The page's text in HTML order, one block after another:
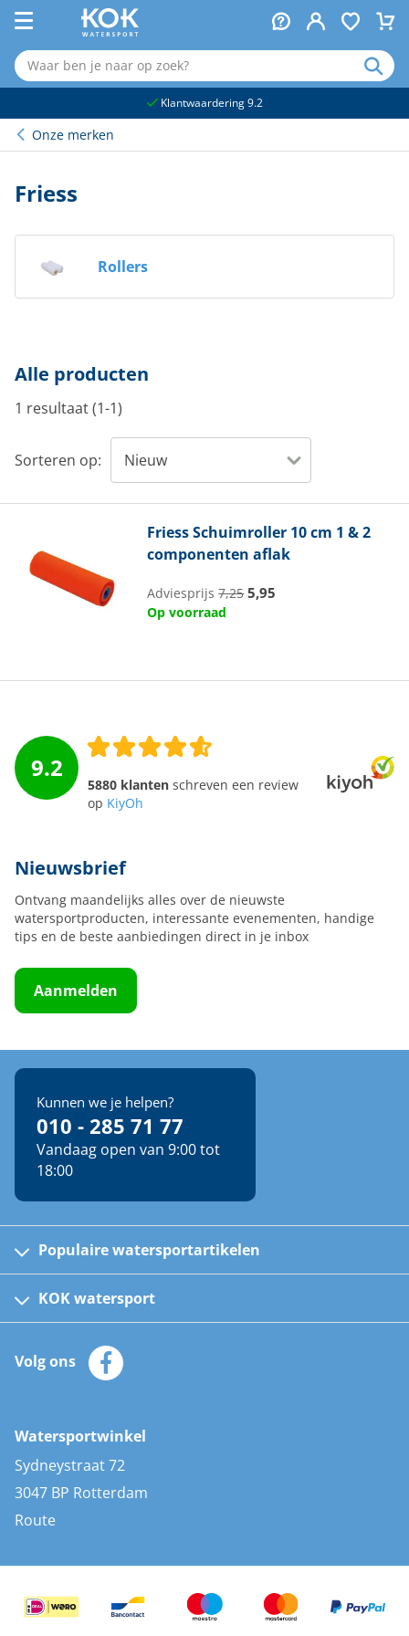
Klantwaardering 9.2
Onze merken
Friess
Rollers
Alle producten
1 resultaat (1-1)
Sorteren op:
FriessSchuimroller 10 cm 1 & 2
componenten aflak
Adviesprijs7,25 5,95
Op voorraad
9.2
5880 klanten schreven een review
op KiyOh
Nieuwsbrief
Ontvang maandelijks alles over de nieuwste
watersportproducten, interessante evenementen, handige
tips en de beste aanbiedingen direct in je inbox
Aanmelden
Kunnen we je helpen?
010 - 285 71 77
Vandaag open van 9:00 tot
18:00
Populaire watersportartikelen
Kinder reddingsvesten
Automatische reddingsvesten
Zeilkleding
Zonnepanelen
AIS transponders
Stootwillen en fenders
Bootkussens
Zwemtrappen
KOK watersport
Klantenservice
Merken
Volg ons
Watersportwinkel
Sydneystraat 72
3047 BP Rotterdam
Route